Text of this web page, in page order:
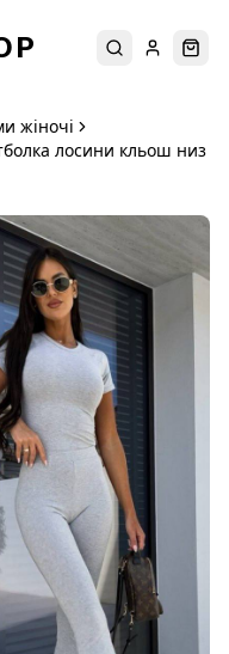
ПошукУвійти
жіночі
лосини кльош низ